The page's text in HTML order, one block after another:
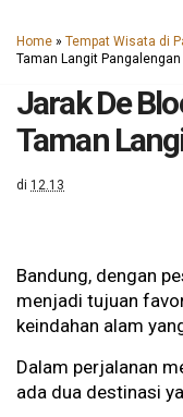
Home » Tempat Wisata di
Taman Langit Pangalengan
Jarak De
Taman
di 12.13
Bandung, dengan
menjadi tujuan
keindahan alam
Dalam perjalanan
ada dua destinasi